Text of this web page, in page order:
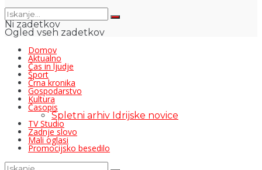
Ni zadetkov
Ogled vseh zadetkov
Domov
Aktualno
Čas in ljudje
Šport
Črna kronika
Gospodarstvo
Kultura
Časopis
Spletni arhiv Idrijske novice
TV Studio
Zadnje slovo
Mali oglasi
Promocijsko besedilo